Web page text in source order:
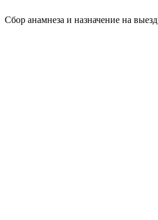
Сбор анамнеза и назначение на выезд